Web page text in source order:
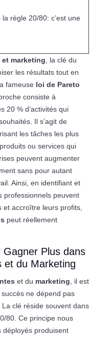
règle 20/80: c’est une
et marketing , la clé du
les résultats tout en
fameuse loi de Pareto
consiste à
20 % d’activités qui
Il s’agit de
les tâches les plus
ou services qui
peuvent augmenter
sans pour autant
Ainsi, en identifiant et
professionnels peuvent
accroître leurs profits,
peut réellement
Gagner Plus dans
et du Marketing
et du marketing , il est
ne dépend pas
clé réside souvent dans
80. Ce principe nous
déployés produisent